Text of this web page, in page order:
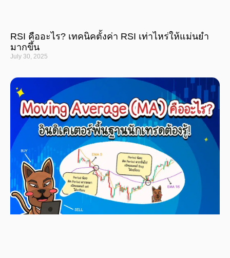
RSI คืออะไร? เทคนิคตั้งค่า RSI เท่าไหร่ให้แม่นยำ
มากขึ้น
July 30, 2025